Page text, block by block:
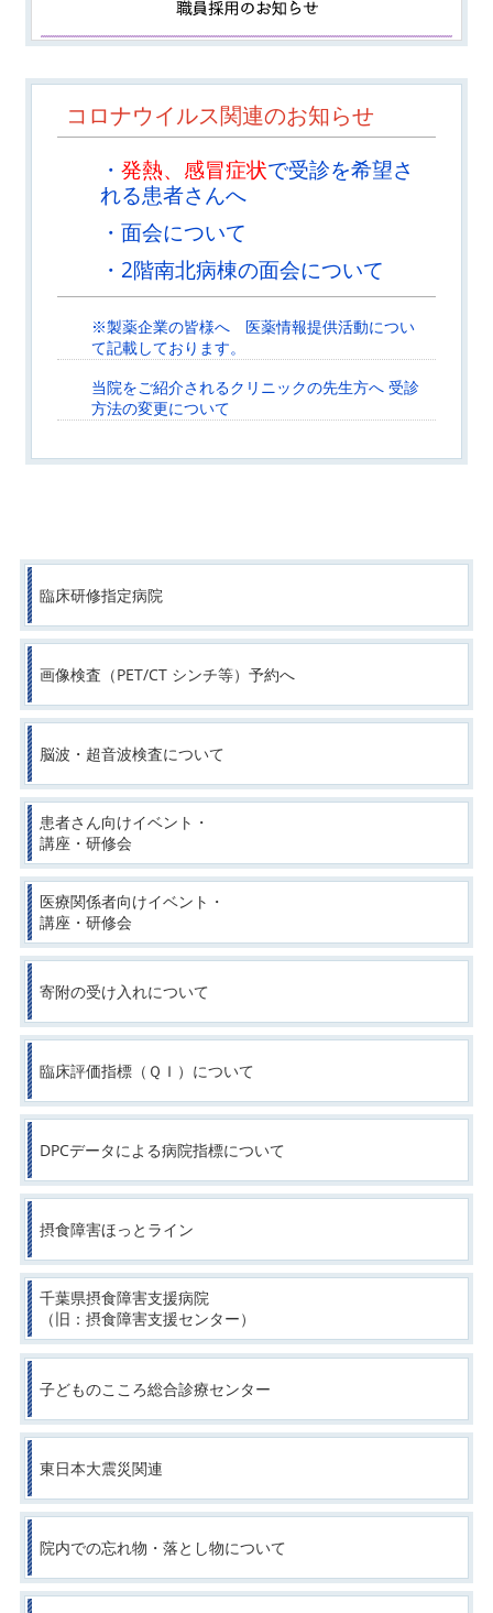
コロナウイルス関連のお知らせ
・発熱、感冒症状で受診を希望さ
れる患者さんへ
・面会について
・2階南北病棟の面会について
※製薬企業の皆様へ 医薬情報提供活動につい
て記載しております。
当院をご紹介されるクリニックの先生方へ 受診
方法の変更について
臨床研修指定病院
画像検査（PET/CT シンチ等）予約へ
脳波・超音波検査について
患者さん向けイベント・
講座・研修会
医療関係者向けイベント・
講座・研修会
寄附の受け入れについて
臨床評価指標（ＱＩ）について
DPCデータによる病院指標について
摂食障害ほっとライン
千葉県摂食障害支援病院
（旧：摂食障害支援センター）
子どものこころ総合診療センター
東日本大震災関連
院内での忘れ物・落とし物について